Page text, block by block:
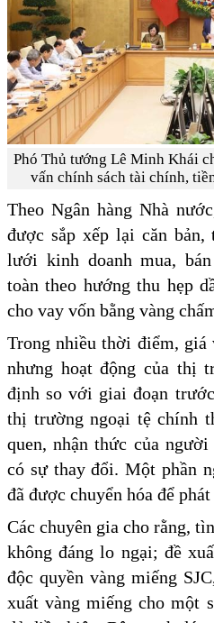
Phó Thủ tướng Lê Minh Khái
vấn chính sách tài chính,
Theo Ngân hàng Nhà
được sắp xếp lại căn
lưới kinh doanh mua,
toàn theo hướng thu hẹp
cho vay vốn bằng vàng
Trong nhiều thời điểm, giá
nhưng hoạt động của thị
định so với giai đoạn
thị trường ngoại tệ chính
quen, nhận thức của
có sự thay đổi. Một phần
đã được chuyển hóa để
Các chuyên gia cho rằng,
không đáng lo ngại; đề
độc quyền vàng miếng
xuất vàng miếng cho một